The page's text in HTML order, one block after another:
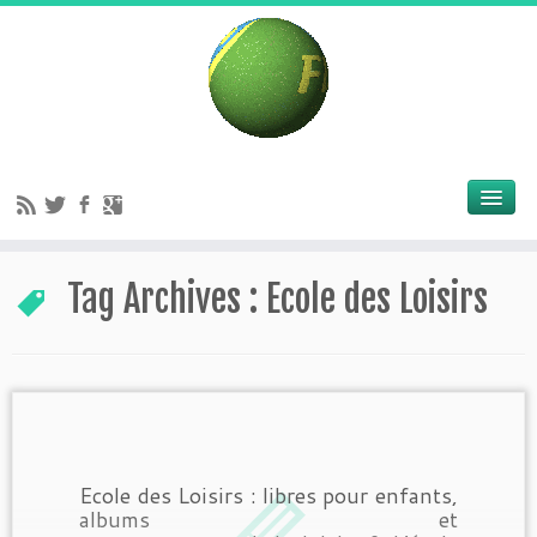
Tag Archives : Ecole des Loisirs
Ecole des Loisirs : libres pour enfants,
albums et